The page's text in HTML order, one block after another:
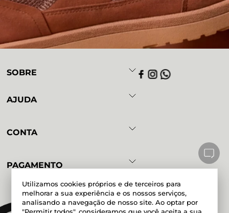
Utilizamos cookies próprios e de terceiros para
melhorar a sua experiência e os nossos serviços,
analisando a navegação de nosso site. Ao optar por
SOBRE
AJUDA
CONTA
PAGAMENTO
Powered by Developed by